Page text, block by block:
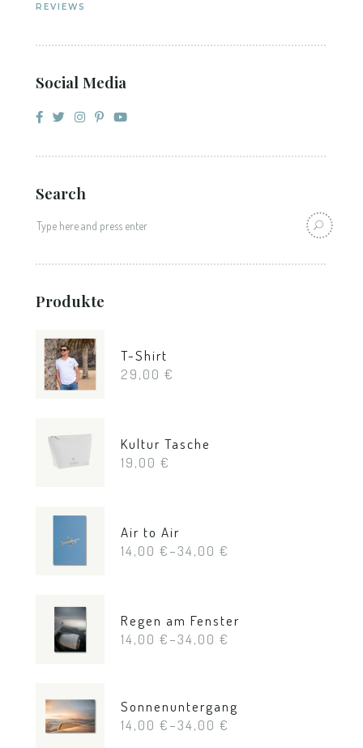
REVIEWS
Social Media
Search
Produkte
T-Shirt
29,00 €
Kultur Tasche
19,00 €
Air to Air
14,00 €–34,00 €
Regen am Fenster
14,00 €–34,00 €
Sonnenuntergang
14,00 €–34,00 €